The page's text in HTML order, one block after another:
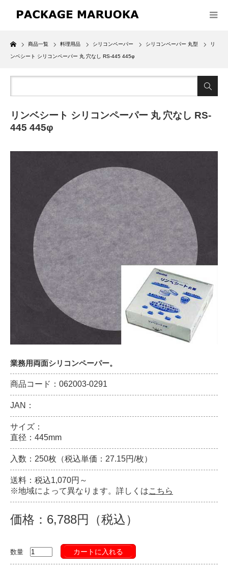
Home
商品一覧 料理用品 シリコンペーパー シリコンペーパー 丸型 リ
ンベシート シリコンペーパー 丸 穴なし RS-445 445φ
リンベシート シリコンペーパー 丸 穴なし RS-
445 445φ
業務用両面シリコンペーパー。
商品コード：062003-0291
JAN：
サイズ：
直径：445mm
入数：250枚（税込単価：27.15円/枚）
送料：税込1,070円～
※地域によって異なります。詳しくはこちら
価格：6,788円（税込）
数量 カートに入れる